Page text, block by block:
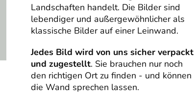
Landschaften handelt. Die Bilder sind
lebendiger und außergewöhnlicher als
klassische Bilder auf einer Leinwand.
Jedes Bild wird von uns sicher verpackt
und zugestellt. Sie brauchen nur noch
den richtigen Ort zu finden - und können
die Wand sprechen lassen.